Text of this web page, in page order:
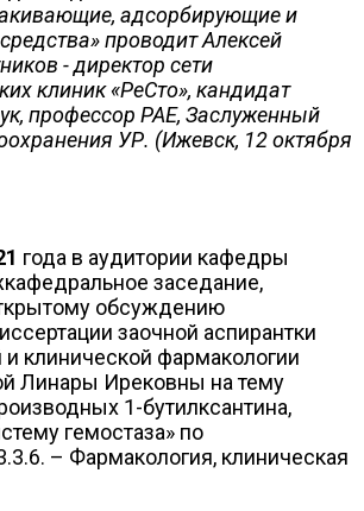
адсорбирующие и
проводит Алексей
- директор сети
клиник «РеСто», кандидат
профессор РАЕ, Заслуженный
УР. (Ижевск, 12 октября
года в аудитории кафедры
заседание,
обсуждению
заочной аспирантки
клинической фармакологии
Линары Ирековны на тему
1-бутилксантина,
гемостаза» по
– Фармакология, клиническая